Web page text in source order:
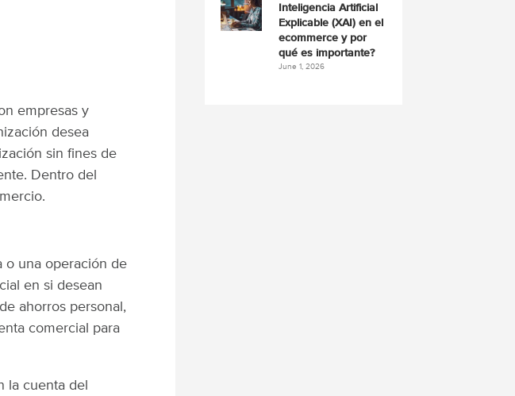
empresas y
desea
sin fines de
Dentro del
o una operación de
en si desean
ahorros personal,
comercial para
la cuenta del
Inteligencia Artificial
Explicable (XAI) en el
ecommerce y por
qué es importante?
June 1, 2026